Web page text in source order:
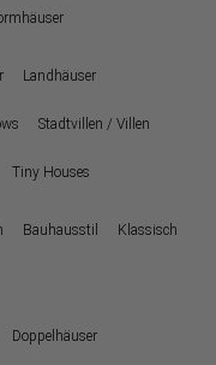
Landhäuser
Stadtvillen / Villen
Tiny Houses
Bauhausstil Klassisch
Doppelhäuser